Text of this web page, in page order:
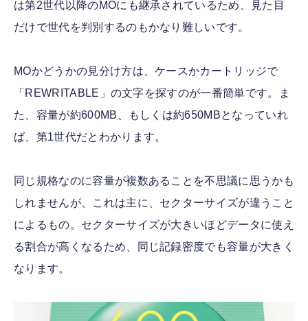
は第2世代以降のMOにも継承されているため、見た目
だけで世代を判別するのもかなり難しいです。
MOかどうかの見分け方は、ケースかカートリッジで
「REWRITABLE」の文字を探すのが一番簡単です。ま
た、容量が約600MB、もしくは約650MBとなっていれ
ば、第1世代だとわかります。
同じ規格なのに容量が複数あることを不思議に思うかも
しれませんが、これは主に、セクターサイズが違うこと
によるもの。セクターサイズが大きいほどデータに使え
る割合が高くなるため、同じ記録密度でも容量が大きく
なります。